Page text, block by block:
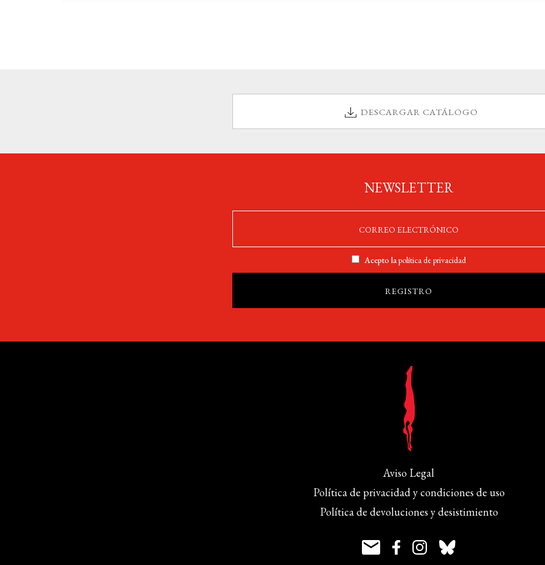
DESCARGAR CATÁLOGO
NEWSLETTER
Acepto lapolítica de privacidad
Aviso Legal
Política de privacidad y condiciones de uso
Política de devoluciones y desistimiento